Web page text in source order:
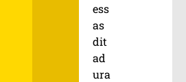
ess
as
dit
ad
ura